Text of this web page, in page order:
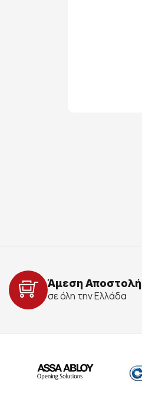
Άμεση Αποστολή
σε όλη την Ελλάδα